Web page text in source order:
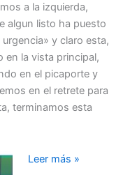
a la izquierda,
algun listo ha puesto
y claro esta,
en la vista principal,
en el picaporte y
en el retrete para
terminamos esta
Toilet
Leer más »